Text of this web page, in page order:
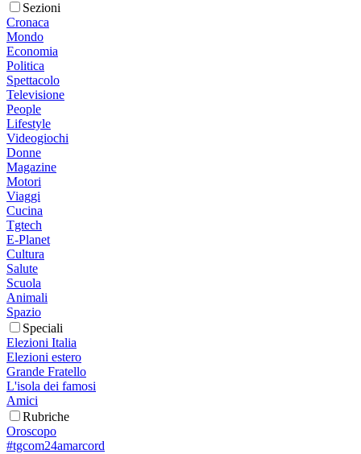
Sezioni
Cronaca
Mondo
Economia
Politica
Spettacolo
Televisione
People
Lifestyle
Videogiochi
Donne
Magazine
Motori
Viaggi
Cucina
Tgtech
E-Planet
Cultura
Salute
Scuola
Animali
Spazio
Speciali
Elezioni Italia
Elezioni estero
Grande Fratello
L'isola dei famosi
Amici
Rubriche
Oroscopo
#tgcom24amarcord